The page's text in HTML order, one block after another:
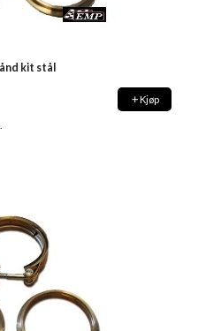
kit stål
Kjøp